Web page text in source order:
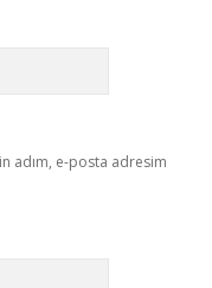
adım, e-posta adresim